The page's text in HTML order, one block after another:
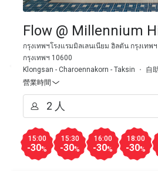
M
M****n
2025年2月22日
one of our favourite buffet
Flow @ Millennium
กรุงเทพฯโรงแรมมิลเลนเนียม ฮิลตัน กรุงเท
กรุงเทพฯ 10600
Klongsan - Charoennakorn - Taksin
自
營業時間
15:00
-30%
15:30
-30%
16:00
-30%
18:00
-30%